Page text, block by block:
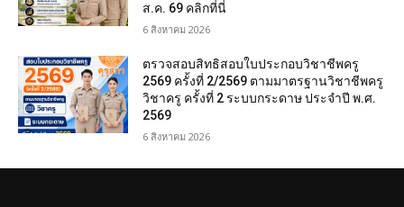
ส.ค. 69 คลิกที่นี่
6 สิงหาคม 2026
ตรวจสอบสิทธิสอบใบประกอบวิชาชีพครู
2569 ครั้งที่ 2/2569 ตามมาตรฐานวิชาชีพครู
วิชาครู ครั้งที่ 2 ระบบกระดาษ ประจำปี พ.ศ.
2569
6 สิงหาคม 2026